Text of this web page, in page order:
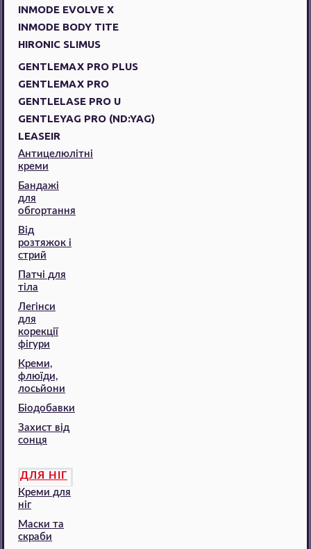
INMODE EVOLVE X
INMODE BODY TITE
HIRONIC SLIMUS
GENTLEMAX PRO PLUS
GENTLEMAX PRO
GENTLELASE PRO U
GENTLEYAG PRO (ND:YAG)
LEASEIR
Антицелюлітні
креми
Бандажі
для
обгортання
Від
розтяжок і
стрий
Патчі для
тіла
Легінси
для
корекції
фігури
Креми,
флюїди,
лосьйони
Біодобавки
Захист від
сонця
ДЛЯ НІГ
Креми для
ніг
Маски та
скраби